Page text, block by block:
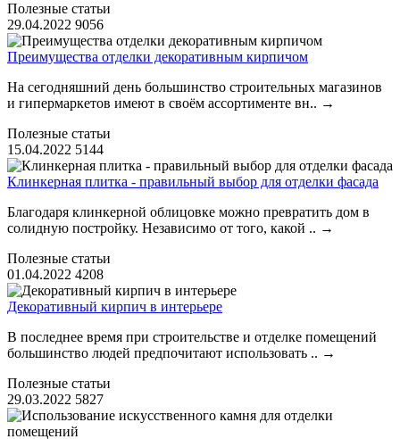
Полезные статьи
29.04.2022 9056
Преимущества отделки декоративным кирпичом
На сегодняшний день большинство строительных магазинов
и гипермаркетов имеют в своём ассортименте вн.. →
Полезные статьи
15.04.2022 5144
Клинкерная плитка - правильный выбор для отделки фасада
Благодаря клинкерной облицовке можно превратить дом в
солидную постройку. Независимо от того, какой .. →
Полезные статьи
01.04.2022 4208
Декоративный кирпич в интерьере
В последнее время при строительстве и отделке помещений
большинство людей предпочитают использовать .. →
Полезные статьи
29.03.2022 5827